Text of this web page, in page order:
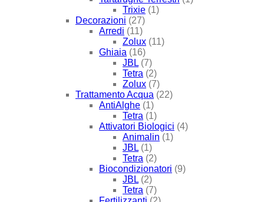
Trixie (1)
Decorazioni (27)
Arredi (11)
Zolux (11)
Ghiaia (16)
JBL (7)
Tetra (2)
Zolux (7)
Trattamento Acqua (22)
AntiAlghe (1)
Tetra (1)
Attivatori Biologici (4)
Animalin (1)
JBL (1)
Tetra (2)
Biocondizionatori (9)
JBL (2)
Tetra (7)